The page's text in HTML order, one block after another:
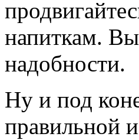
напиткам.
надобности.
Ну и под
правильной